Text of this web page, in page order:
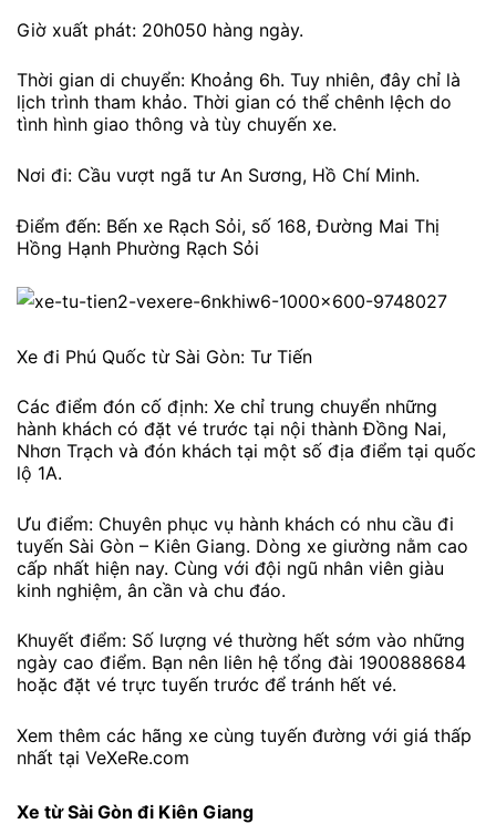
Giờ xuất phát: 20h050 hàng ngày.
Thời gian di chuyển: Khoảng 6h. Tuy nhiên, đây chỉ là
lịch trình tham khảo. Thời gian có thể chênh lệch do
tình hình giao thông và tùy chuyến xe.
Nơi đi: Cầu vượt ngã tư An Sương, Hồ Chí Minh.
Điểm đến: Bến xe Rạch Sỏi, số 168, Đường Mai Thị
Hồng Hạnh Phường Rạch Sỏi
Xe đi Phú Quốc từ Sài Gòn: Tư Tiến
Các điểm đón cố định: Xe chỉ trung chuyển những
hành khách có đặt vé trước tại nội thành Đồng Nai,
Nhơn Trạch và đón khách tại một số địa điểm tại quốc
lộ 1A.
Ưu điểm: Chuyên phục vụ hành khách có nhu cầu đi
tuyến Sài Gòn – Kiên Giang. Dòng xe giường nằm cao
cấp nhất hiện nay. Cùng với đội ngũ nhân viên giàu
kinh nghiệm, ân cần và chu đáo.
Khuyết điểm: Số lượng vé thường hết sớm vào những
ngày cao điểm. Bạn nên liên hệ tổng đài 1900888684
hoặc đặt vé trực tuyến trước để tránh hết vé.
Xem thêm các hãng xe cùng tuyến đường với giá thấp
nhất tại VeXeRe.com
Xe từ Sài Gòn đi Kiên Giang